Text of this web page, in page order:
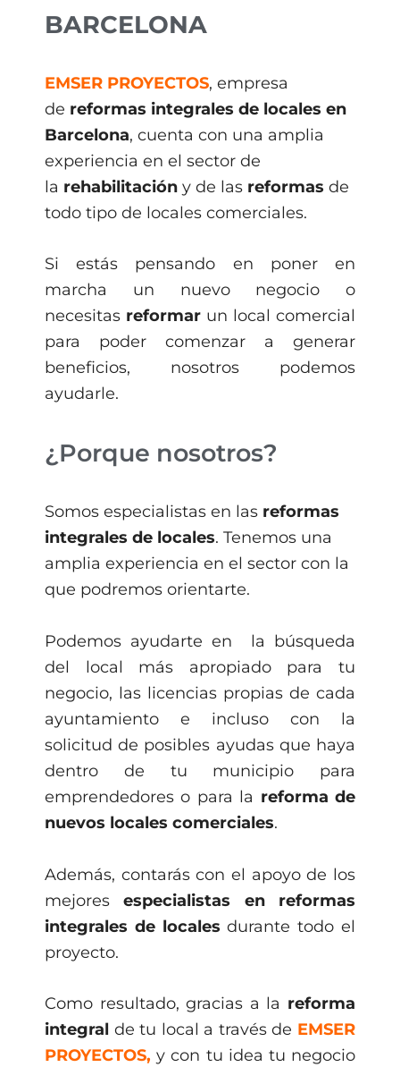
BARCELONA
EMSER PROYECTOS, empresa
de reformas integrales de locales en
Barcelona, cuenta con una amplia
experiencia en el sector de
la rehabilitación y de las reformas de
todo tipo de locales comerciales.
Si estás pensando en poner en
marcha un nuevo negocio o
necesitas reformar un local comercial
para poder comenzar a generar
beneficios, nosotros podemos
ayudarle.
¿Porque nosotros?
Somos especialistas en las reformas
integrales de locales. Tenemos una
amplia experiencia en el sector con la
que podremos orientarte.
Podemos ayudarte en la búsqueda
del local más apropiado para tu
negocio, las licencias propias de cada
ayuntamiento e incluso con la
solicitud de posibles ayudas que haya
dentro de tu municipio para
emprendedores o para la reforma de
nuevos locales comerciales.
Además, contarás con el apoyo de los
mejoresespecialistas en reformas
integrales de locales durante todo el
proyecto.
Como resultado, gracias a la reforma
integral de tu local a través de EMSER
PROYECTOS, y con tu idea tu negocio